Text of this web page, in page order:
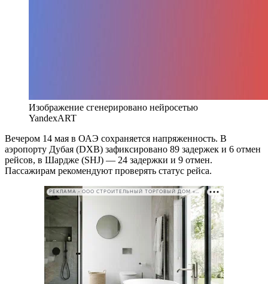
Изображение сгенерировано нейросетью
YandexART
Вечером 14 мая в ОАЭ сохраняется напряженность. В
аэропорту Дубая (DXB) зафиксировано 89 задержек и 6 отмен
рейсов, в Шардже (SHJ) — 24 задержки и 9 отмен.
Пассажирам рекомендуют проверять статус рейса.
РЕКЛАМА • ООО СТРОИТЕЛЬНЫЙ ТОРГОВЫЙ ДОМ «ПЕТРОВИЧ». ИНН: 7802348846